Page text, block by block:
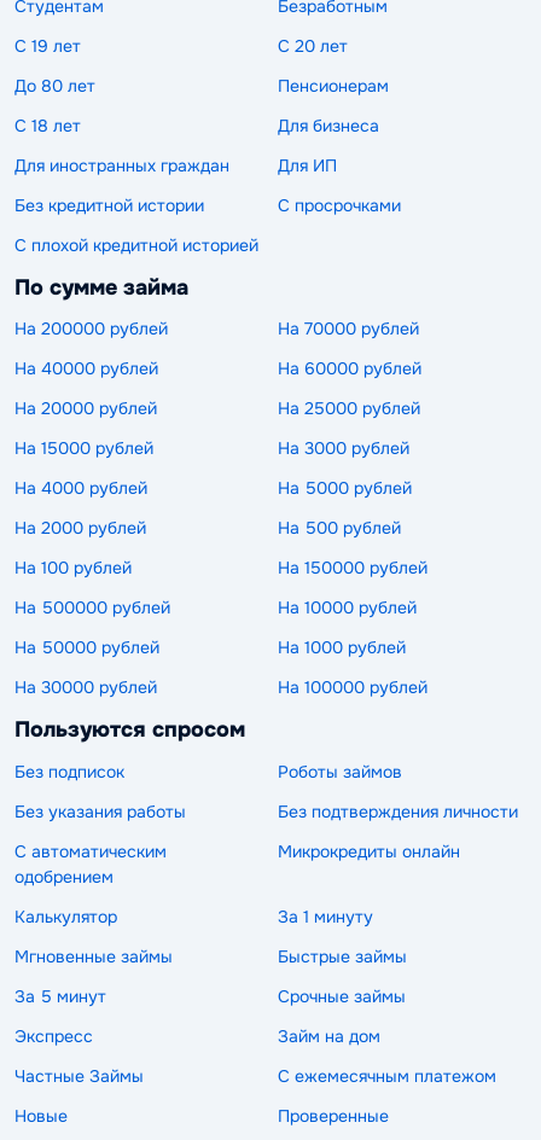
Студентам
Безработным
С 19 лет
С 20 лет
До 80 лет
Пенсионерам
С 18 лет
Для бизнеса
Для иностранных граждан
Для ИП
Без кредитной истории
С просрочками
С плохой кредитной историей
По сумме займа
На 200000 рублей
На 70000 рублей
На 40000 рублей
На 60000 рублей
На 20000 рублей
На 25000 рублей
На 15000 рублей
На 3000 рублей
На 4000 рублей
На 5000 рублей
На 2000 рублей
На 500 рублей
На 100 рублей
На 150000 рублей
На 500000 рублей
На 10000 рублей
На 50000 рублей
На 1000 рублей
На 30000 рублей
На 100000 рублей
Пользуются спросом
Без подписок
Роботы займов
Без указания работы
Без подтверждения личности
С автоматическим
одобрением
Микрокредиты онлайн
Калькулятор
За 1 минуту
Мгновенные займы
Быстрые займы
За 5 минут
Срочные займы
Экспресс
Займ на дом
Частные Займы
С ежемесячным платежом
Новые
Проверенные